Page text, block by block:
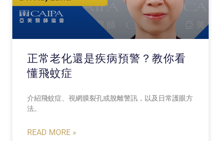
正常老化還是疾病預警？教你看
懂飛蚊症
介紹飛蚊症、視網膜裂孔或脫離警訊，以及日常護眼方
法。
READ MORE »